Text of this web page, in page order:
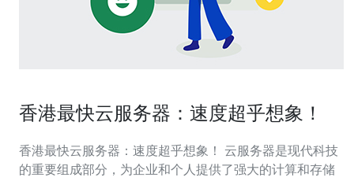
香港最快云服务器：速度超乎想象！
香港最快云服务器：速度超乎想象！ 云服务器是现代科技
的重要组成部分，为企业和个人提供了强大的计算和存储